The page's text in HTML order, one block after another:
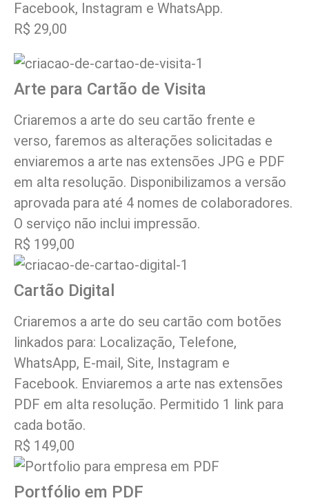
Facebook, Instagram e WhatsApp.
R$ 29,00
Arte para Cartão de Visita
Criaremos a arte do seu cartão frente e
verso, faremos as alterações solicitadas e
enviaremos a arte nas extensões JPG e PDF
em alta resolução. Disponibilizamos a versão
aprovada para até 4 nomes de colaboradores.
O serviço não inclui impressão.
R$ 199,00
Cartão Digital
Criaremos a arte do seu cartão com botões
linkados para: Localização, Telefone,
WhatsApp, E-mail, Site, Instagram e
Facebook. Enviaremos a arte nas extensões
PDF em alta resolução. Permitido 1 link para
cada botão.
R$ 149,00
Portfólio em PDF